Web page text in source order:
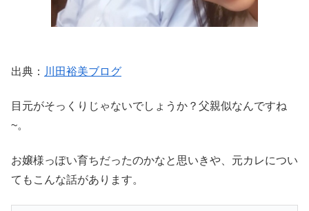
出典： 川田裕美ブログ
目元がそっくりじゃないでしょうか？父親似なんですね
~。
お嬢様っぽい育ちだったのかなと思いきや、元カレについ
てもこんな話があります。